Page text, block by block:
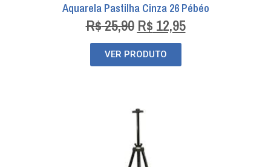
Aquarela Pastilha Cinza 26 Pébéo
R$25,90 R$ 12,95
VER PRODUTO